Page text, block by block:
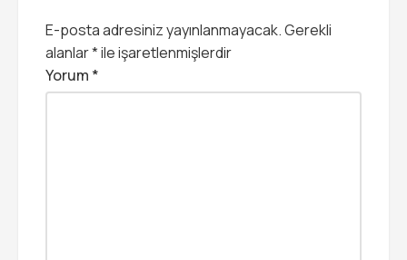
E-posta adresiniz yayınlanmayacak.Gerekli
alanlar*ile işaretlenmişlerdir
Yorum *